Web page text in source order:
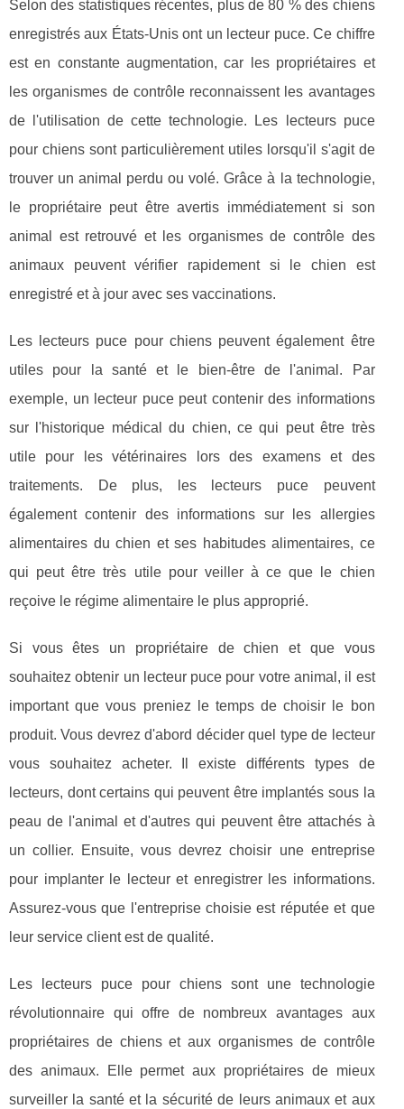
Selon des statistiques récentes, plus de 80 % des chiens
enregistrés aux États-Unis ont un lecteur puce. Ce chiffre
est en constante augmentation, car les propriétaires et
les organismes de contrôle reconnaissent les avantages
de l'utilisation de cette technologie. Les lecteurs puce
pour chiens sont particulièrement utiles lorsqu'il s'agit de
trouver un animal perdu ou volé. Grâce à la technologie,
le propriétaire peut être avertis immédiatement si son
animal est retrouvé et les organismes de contrôle des
animaux peuvent vérifier rapidement si le chien est
enregistré et à jour avec ses vaccinations.
Les lecteurs puce pour chiens peuvent également être
utiles pour la santé et le bien-être de l'animal. Par
exemple, un lecteur puce peut contenir des informations
sur l'historique médical du chien, ce qui peut être très
utile pour les vétérinaires lors des examens et des
traitements. De plus, les lecteurs puce peuvent
également contenir des informations sur les allergies
alimentaires du chien et ses habitudes alimentaires, ce
qui peut être très utile pour veiller à ce que le chien
reçoive le régime alimentaire le plus approprié.
Si vous êtes un propriétaire de chien et que vous
souhaitez obtenir un lecteur puce pour votre animal, il est
important que vous preniez le temps de choisir le bon
produit. Vous devrez d'abord décider quel type de lecteur
vous souhaitez acheter. Il existe différents types de
lecteurs, dont certains qui peuvent être implantés sous la
peau de l'animal et d'autres qui peuvent être attachés à
un collier. Ensuite, vous devrez choisir une entreprise
pour implanter le lecteur et enregistrer les informations.
Assurez-vous que l'entreprise choisie est réputée et que
leur service client est de qualité.
Les lecteurs puce pour chiens sont une technologie
révolutionnaire qui offre de nombreux avantages aux
propriétaires de chiens et aux organismes de contrôle
des animaux. Elle permet aux propriétaires de mieux
surveiller la santé et la sécurité de leurs animaux et aux